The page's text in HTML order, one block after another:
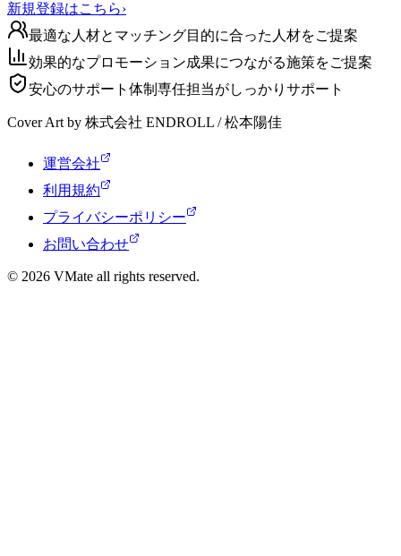
新規登録はこちら›
最適な人材とマッチング目的に合った人材をご提案
効果的なプロモーション成果につながる施策をご提案
安心のサポート体制 専任担当がしっかりサポート
Cover Art by 株式会社 ENDROLL / 松本陽佳
運営会社
利用規約
プライバシーポリシー
お問い合わせ
© 2026 VMate all rights reserved.